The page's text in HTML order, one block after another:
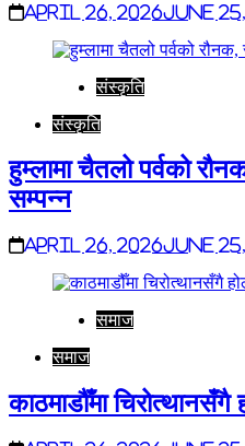
April 26, 2026June
संस्कृति
संस्कृति
हुम्लामा चैतलो पर्वको
सम्पन्न
April 26, 2026June
समाज
समाज
काठमाडौँमा चिरोत्थानसँगै